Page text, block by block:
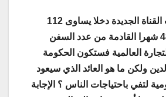
وواصل ” إذا حققت القناة الجديدة دخلا يساوى 112
مليار جنية في الـ 48 شهرا القادمة من عدد السفن
العالمية فستكون الحكومة
ولكن ما هو العائد الذي سيعود
لتفي باحتياجات الناس ؟ الإجابة